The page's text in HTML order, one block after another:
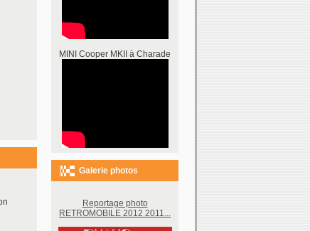
MINI Cooper MKII à Charade
Galerie photos
Reportage photo
RETROMOBILE 2012 2011...